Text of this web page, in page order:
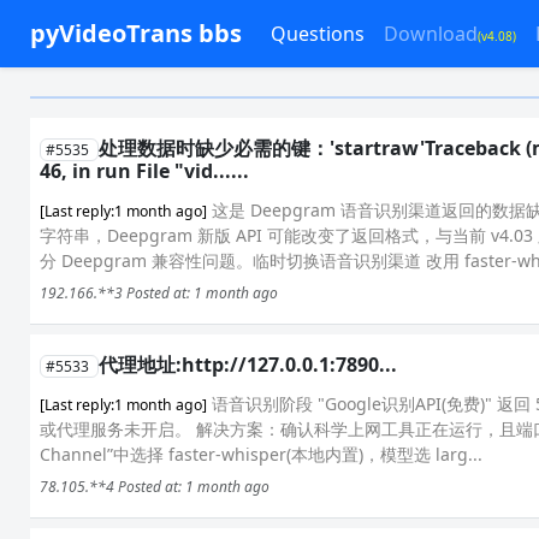
pyVideoTrans bbs Questions Download(v4.08)
#5535 处理数据时缺少必需的键：
46, in run File "vid......
[Last reply:1 month ago] 这是 Deepgram 语音识别渠道返回的数据
字符串，Deepgram 新版 API 可能改变了返回格式，与当前
分 Deepgram 兼容性问题。临时切换语音识别渠道 改用 faster-
192.166.**3 Posted at: 1 month ago
#5533 代理地址:http://127.0.0.1:7890...
[Last reply:1 month ago] 语音识别阶段 "Google识别API(免费)" 返
或代理服务未开启。 解决方案：确认科学上网工具正在运行，且
Channel”中选择 faster-whisper(本地内置)，模型选 larg...
78.105.**4 Posted at: 1 month ago